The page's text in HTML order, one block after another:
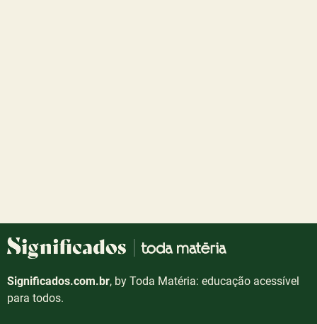
Significados.com.br, by Toda Matéria: educação acessível
para todos.